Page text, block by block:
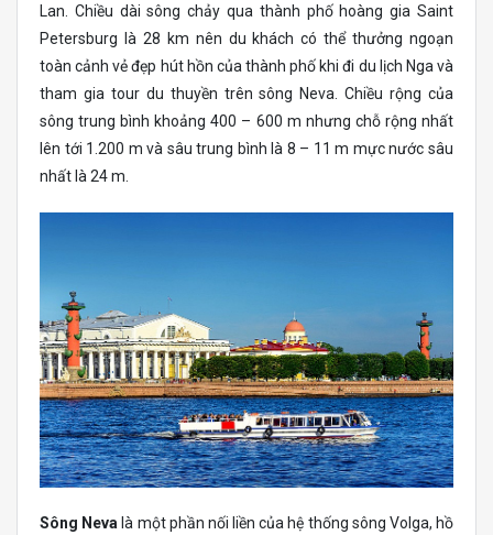
Lan. Chiều dài sông chảy qua thành phố hoàng gia Saint
Petersburg là 28 km nên du khách có thể thưởng ngoạn
toàn cảnh vẻ đẹp hút hồn của thành phố khi đi du lịch Nga và
tham gia tour du thuyền trên sông Neva. Chiều rộng của
sông trung bình khoảng 400 – 600 m nhưng chỗ rộng nhất
lên tới 1.200 m và sâu trung bình là 8 – 11 m mực nước sâu
nhất là 24 m.
Sông Neva là một phần nối liền của hệ thống sông Volga, hồ